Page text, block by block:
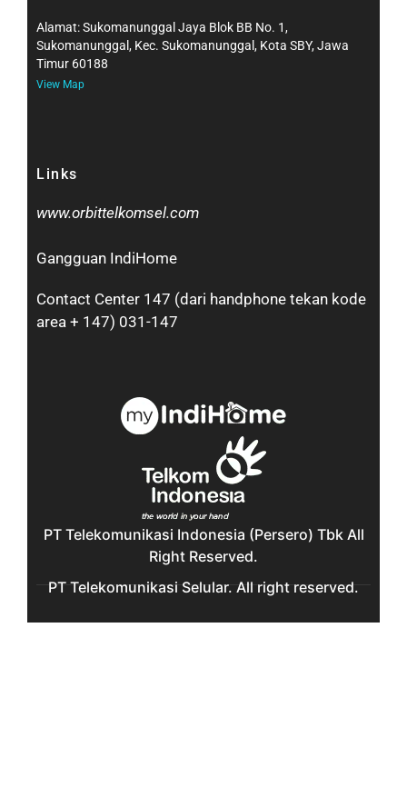
Alamat: Sukomanunggal Jaya Blok BB No. 1,
Sukomanunggal, Kec. Sukomanunggal, Kota SBY, Jawa
Timur 60188
View Map
Links
www.orbittelkomsel.com
Gangguan IndiHome
Contact Center 147 (dari handphone tekan kode
area + 147) 031-147
PT Telekomunikasi Indonesia (Persero) Tbk All
Right Reserved.
PT Telekomunikasi Selular. All right reserved.